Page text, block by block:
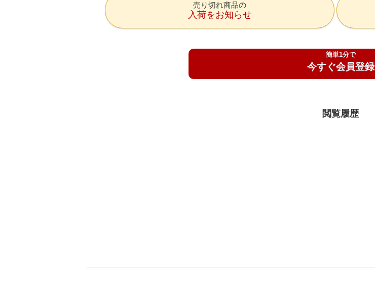
売り切れ商品の
入荷をお知らせ
簡単1分で
今すぐ会員登録
閲覧履歴